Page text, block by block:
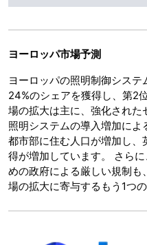
ヨーロッパ市場予測
ヨーロッパの照明制御シス
24%のシェアを獲得し、第2
場の拡大は主に、強化された
照明システムの導入増加によ
都市部に住む人口が増加し
得が増加しています。 さら
めの政府による厳しい規制
場の拡大に寄与するもう1つの